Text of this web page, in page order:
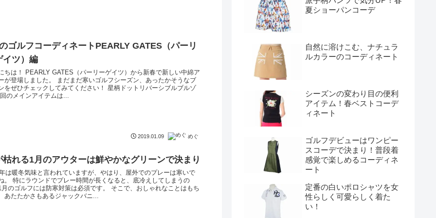
ゴルフコーディネートPEARLY GATES（パーリ
イツ）編
ちは！ PEARLY GATES（パーリーゲイツ）から新春で新しい中綿ア
が登場しました。 まだまだ寒いゴルフシーズン、あったかそうなブ
をぜひチェックしてみてください！ 星柄ドットリバーシブルブルゾ
のメインアイテムは...
2019.01.09 めぐ
枯れる1月のアウターは鮮やかなグリーンで決まり
は暖冬気味と言われていますが、やはり、屋外でのプレーは寒いで
。 特にラウンドでプレー時間が長くなると、底冷えしてしまうの
月のゴルフには防寒対策は必須です。 そこで、おしゃれなことはもち
あたたかさもあるジャックバニ...
夏ショーパンコーデ
自然に溶けこむ、ナチュラ
ルカラーのコーディネート
シーズンの変わり目の便利
アイテム！春ベストコーデ
ィネート
ゴルフデビューはワンピー
スコーデで決まり！普段着
感覚で楽しめるコーディネ
ート
定番の白いポロシャツを女
性らしく可愛らしく着た
い！